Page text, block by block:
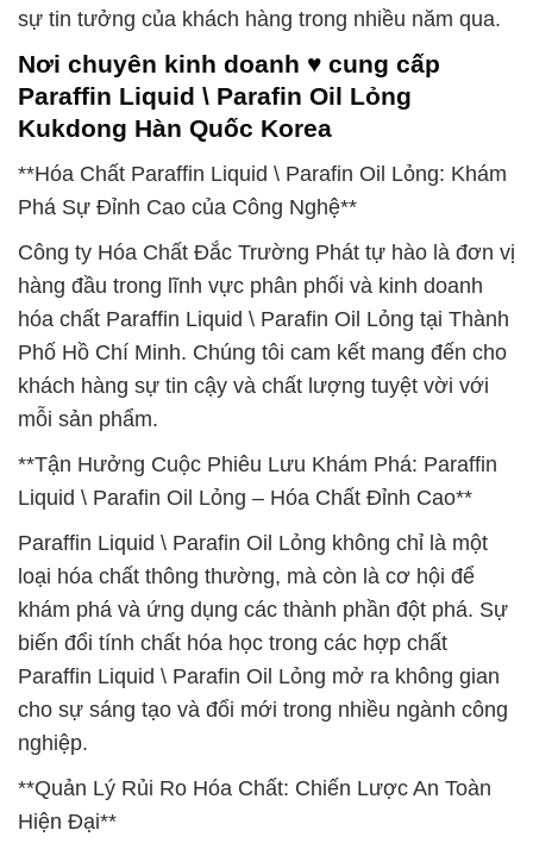
sự tin tưởng của khách hàng trong nhiều năm qua.
Nơi chuyên kinh doanh ♥ cung cấp
Paraffin Liquid \ Parafin Oil Lỏng
Kukdong Hàn Quốc Korea
**Hóa Chất Paraffin Liquid \ Parafin Oil Lỏng: Khám
Phá Sự Đỉnh Cao của Công Nghệ**
Công ty Hóa Chất Đắc Trường Phát tự hào là đơn vị
hàng đầu trong lĩnh vực phân phối và kinh doanh
hóa chất Paraffin Liquid \ Parafin Oil Lỏng tại Thành
Phố Hồ Chí Minh. Chúng tôi cam kết mang đến cho
khách hàng sự tin cậy và chất lượng tuyệt vời với
mỗi sản phẩm.
**Tận Hưởng Cuộc Phiêu Lưu Khám Phá: Paraffin
Liquid \ Parafin Oil Lỏng – Hóa Chất Đỉnh Cao**
Paraffin Liquid \ Parafin Oil Lỏng không chỉ là một
loại hóa chất thông thường, mà còn là cơ hội để
khám phá và ứng dụng các thành phần đột phá. Sự
biến đổi tính chất hóa học trong các hợp chất
Paraffin Liquid \ Parafin Oil Lỏng mở ra không gian
cho sự sáng tạo và đổi mới trong nhiều ngành công
nghiệp.
**Quản Lý Rủi Ro Hóa Chất: Chiến Lược An Toàn
Hiện Đại**